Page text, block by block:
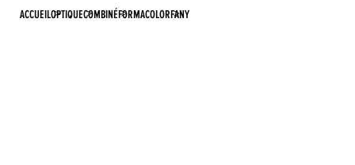
ACCUEILOPTIQUECOMBINÉFORMACOLORFANY